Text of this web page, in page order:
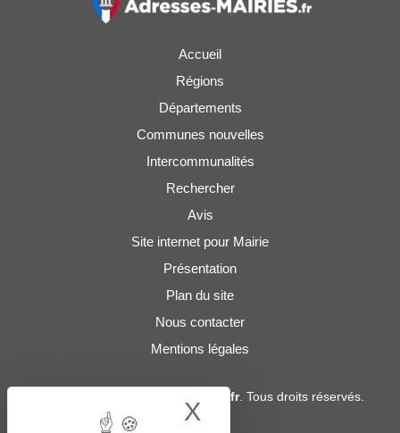
Accueil
Régions
Départements
Communes nouvelles
Intercommunalités
Rechercher
Avis
Site internet pour Mairie
Présentation
Plan du site
Nous contacter
Mentions légales
Adresses-Mairies.fr. Tous droits réservés.
Services :
X